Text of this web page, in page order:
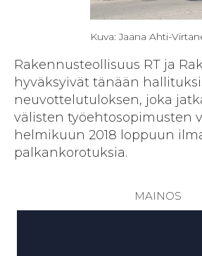
Kuva: Jaana Ahti-
Rakennusteollisuus RT ja
hyväksyivät tänään
neuvottelutuloksen, joka
välisten työehtosopimusten
helmikuun 2018 loppuun
palkankorotuksia.